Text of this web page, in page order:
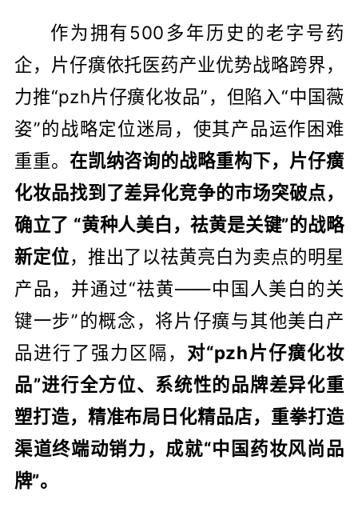
作为拥有500多年历史的老字号药
企，片仔癀依托医药产业优势战略跨界，
力推“pzh片仔癀化妆品”，但陷入“中国薇
姿”的战略定位迷局，使其产品运作困难
重重。 在凯纳咨询的战略重构下，片仔癀
化妆品找到了差异化竞争的市场突破点，
确立了 “黄种人美白，祛黄是关键”的战略
新定位，推出了以祛黄亮白为卖点的明星
产品，并通过“祛黄——中国人美白的关
键一步”的概念，将片仔癀与其他美白产
品进行了强力区隔， 对“pzh片仔癀化妆
品”进行全方位、系统性的品牌差异化重
塑打造，精准布局日化精品店，重拳打造
渠道终端动销力，成就“中国药妆风尚品
牌”。